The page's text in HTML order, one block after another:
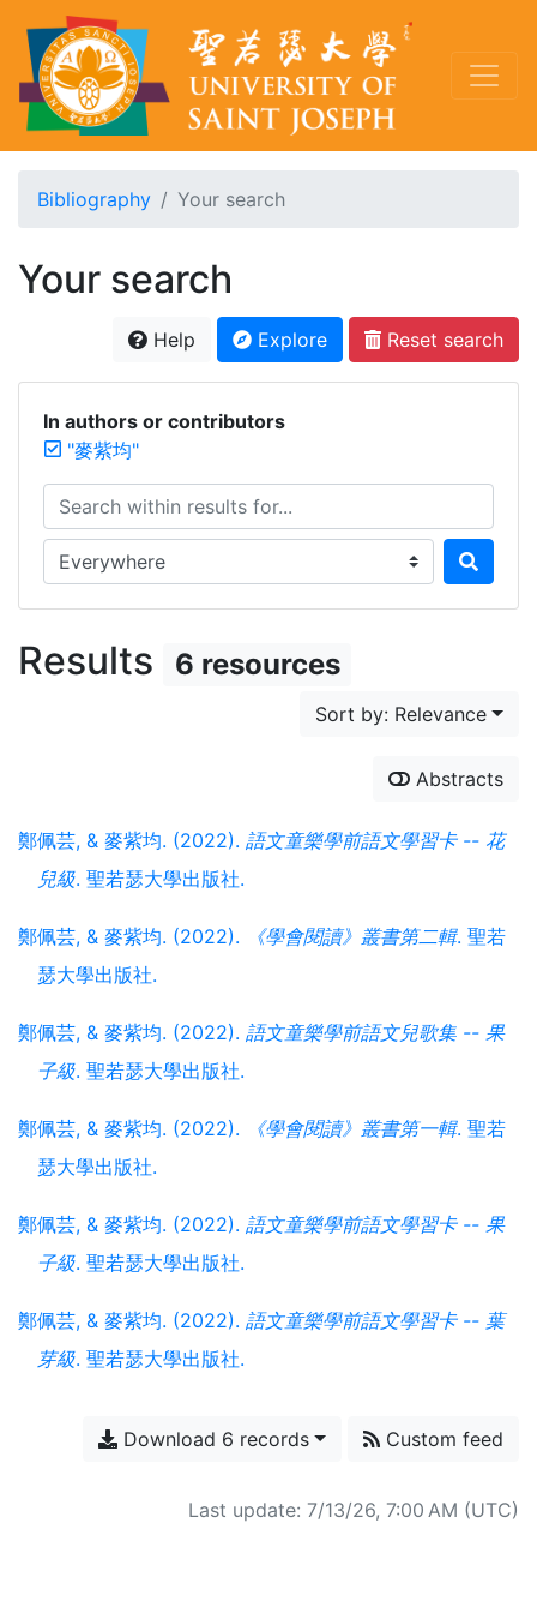
Bibliography Your search
Your search
Help Explore Reset search
In authors or contributors
"麥紫均"
Search within results for...
Search in...
Results 6 resources
Sort by: Relevance
Abstracts
鄭佩芸, & 麥紫均. (2022). 語文童樂學前語文學習卡 -- 花
兒級. 聖若瑟大學出版社.
鄭佩芸, & 麥紫均. (2022). 《學會閱讀》叢書第二輯. 聖若
瑟大學出版社.
鄭佩芸, & 麥紫均. (2022). 語文童樂學前語文兒歌集 -- 果
子級. 聖若瑟大學出版社.
鄭佩芸, & 麥紫均. (2022). 《學會閱讀》叢書第一輯. 聖若
瑟大學出版社.
鄭佩芸, & 麥紫均. (2022). 語文童樂學前語文學習卡 -- 果
子級. 聖若瑟大學出版社.
鄭佩芸, & 麥紫均. (2022). 語文童樂學前語文學習卡 -- 葉
芽級. 聖若瑟大學出版社.
Download 6 records Custom feed
Last update: 7/13/26, 7:00 AM (UTC)